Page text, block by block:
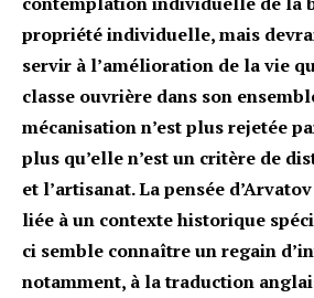
propriété individuelle, mais
servir à l’amélioration de la vie
classe ouvrière dans son
mécanisation n’est plus rejetée
plus qu’elle n’est un critère de
et l’artisanat. La pensée
liée à un contexte historique
ci semble connaître un regain
notamment, à la traduction